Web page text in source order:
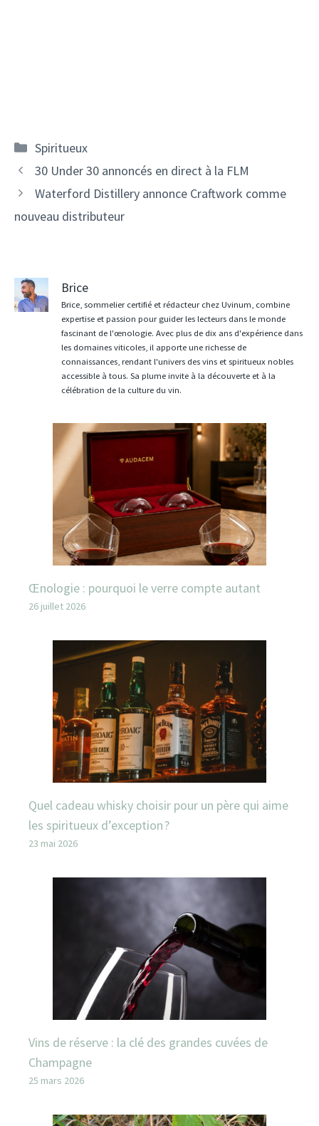
Catégories
Spiritueux
Navigation
des
30 Under 30 annoncés en direct à la FLM
Waterford Distillery annonce Craftwork comme
nouveau distributeur
Brice
Brice, sommelier certifié et rédacteur chez Uvinum, combine
expertise et passion pour guider les lecteurs dans le monde
fascinant de l'œnologie. Avec plus de dix ans d'expérience dans
les domaines viticoles, il apporte une richesse de
connaissances, rendant l'univers des vins et spiritueux nobles
accessible à tous. Sa plume invite à la découverte et à la
célébration de la culture du vin.
Œnologie : pourquoi le verre compte autant
26 juillet 2026
Quel cadeau whisky choisir pour un père qui aime
les spiritueux d’exception ?
23 mai 2026
Vins de réserve : la clé des grandes cuvées de
Champagne
25 mars 2026